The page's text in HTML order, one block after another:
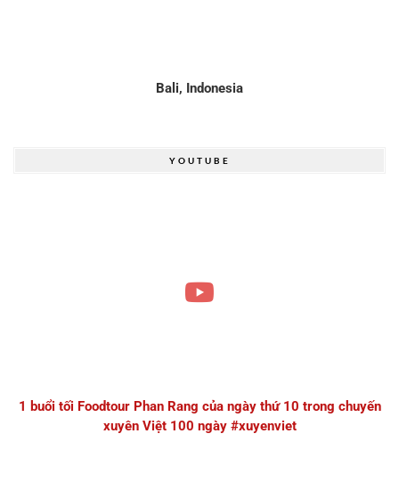
Bali, Indonesia
YOUTUBE
1 buổi tối Foodtour Phan Rang của ngày thứ 10 trong chuyến
xuyên Việt 100 ngày #xuyenviet